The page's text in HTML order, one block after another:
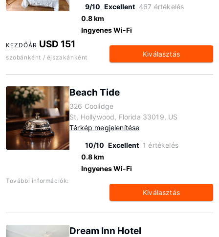
9/10 Excellent 467 értékelés
0.8 km
Ingyenes Wi-Fi
KEZDŐÁR USD 151
szobánként / éjszakánként Kiválasztás
Beach Tide
326 Coolidge
St, Hollywood, Florida 33019, US
Térkép megjelenítése
10/10 Excellent 1 értékelés
0.8 km
Ingyenes Wi-Fi
További információk:
Kiválasztás
Dream Inn Hotel